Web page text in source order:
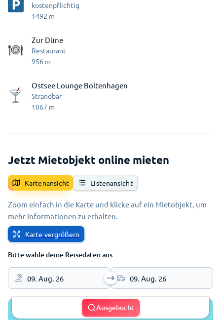
kostenpflichtig
1492 m
Zur Düne
Restaurant
956 m
Ostsee Lounge Boltenhagen
Strandbar
1067 m
Jetzt Mietobjekt online mieten
Kartenansicht Listenansicht
Zoom einfach in die Karte und klicke auf ein Mietobjekt, um
mehr Informationen zu erhalten.
Karte vergrößern
Bitte wähle deine Reisedaten aus
09. Aug. 26 09. Aug. 26
Ausgebucht